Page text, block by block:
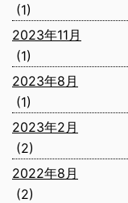
(1)
2023年11月
(1)
2023年8月
(1)
2023年2月
(2)
2022年8月
(2)